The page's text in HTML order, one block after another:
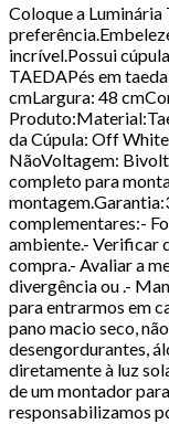
Coloque a Luminária
incrível.Possui
TAEDAPés em
cmLargura: 48
da Cúpula: Off
NãoVoltagem:
completo para
complementares:-
ambiente.- Verificar
compra.- Avaliar a
divergência ou .-
para entrarmos em
pano macio seco,
desengordurantes,
diretamente à luz
de um montador
responsabilizamos